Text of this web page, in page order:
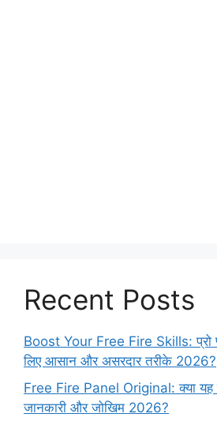
Recent Posts
Boost Your Free Fire Skills:
लिए आसान और असरदार तरीके 2026?
Free Fire Panel Original: क्या यह
जानकारी और जोखिम 2026?